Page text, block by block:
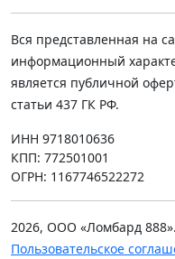
Вся представленная на
информационный
является публичной
статьи 437 ГК РФ.
ИНН 9718010636
КПП: 772501001
ОГРН: 1167746522272
2026, ООО «Ломбард
Пользовательское